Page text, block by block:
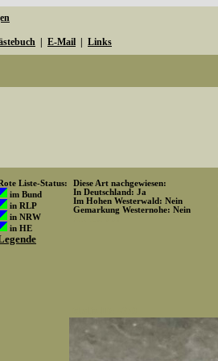
E-Mail Links
Liste-Status:
im Bund
in RLP
in NRW
in HE
Diese Art nachgewiesen:
In Deutschland: Ja
Im Hohen Westerwald: Nein
Gemarkung Westernohe: Nein